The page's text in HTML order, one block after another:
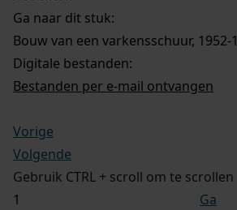
Ga naar dit stuk:
Bouw van een varkensschuur, 1952-
Digitale bestanden:
Bestanden per e-mail ontvangen
Vorige
Volgende
Gebruik CTRL + scroll om te scrollen
Ga